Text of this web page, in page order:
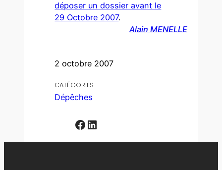
2 octobre 2007
CATÉGORIES
Dépêches
Facebook LinkedIn
déposer un dossier avant le
29 Octobre 2007.
Alain MENELLE